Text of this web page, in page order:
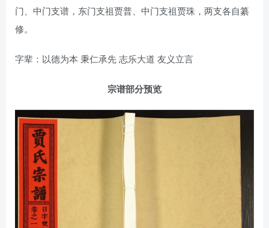
门、中门支谱，东门支祖贾普、中门支祖贾珠，两支各自纂
修。
字辈：以德为本 秉仁承先 志乐大道 友义立言
宗谱部分预览